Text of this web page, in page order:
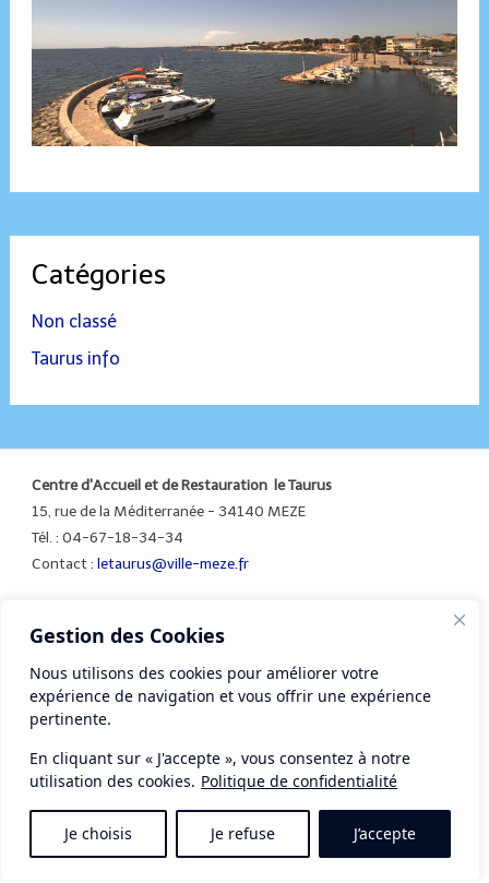
Gestion des Cookies
Nous utilisons des cookies pour améliorer votre
expérience de navigation et vous offrir une expérience
pertinente.
En cliquant sur « J'accepte », vous consentez à notre
utilisation des cookies. Politique de confidentialité
Je choisis Je refuse J’accepte
Catégories
Non classé
Taurus info
Centre d'Accueil et de Restauration le Taurus
15, rue de la Méditerranée - 34140 MEZE
Tél. : 04-67-18-34-34
Contact : letaurus@ville-meze.fr